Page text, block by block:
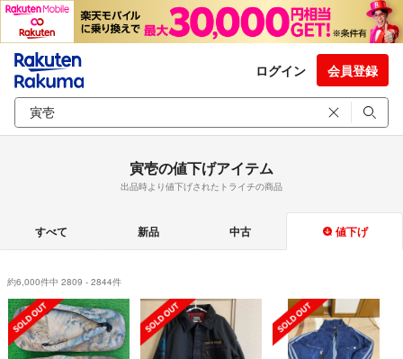
ログイン 会員登録
寅壱の値下げアイテム
出品時より値下げされたトライチの商品
すべて 新品 中古 値下げ
約6,000件中 2809 - 2844件